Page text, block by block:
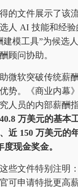
的文件展示了该
人 AI 技能和经验
建模工具”为候选
顾问协助。
微软突破传统薪
势。《商业内幕
人员的内部薪酬
40.8 万美元的基本
近 150 万美元的
现金奖金。
些文件特别注明
可申请特批更高薪